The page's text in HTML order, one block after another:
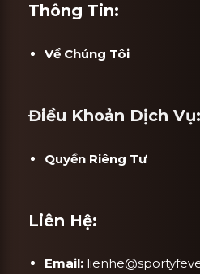
Thông Tin:
Về Chúng Tôi
Điều Khoản Dịch Vụ:
Quyền Riêng Tư
Liên Hệ:
Email: